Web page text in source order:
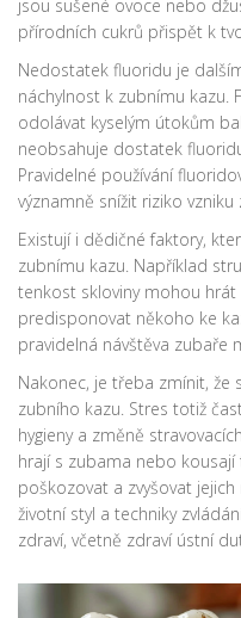
jsou sušené ovoce nebo
přírodních cukrů přispět k
Nedostatek fluoridu je
náchylnost k zubnímu kazu.
odolávat kyselým útokům
neobsahuje dostatek
Pravidelné používání
významně snížit riziko vzniku
Existují i dědičné faktory,
zubnímu kazu. Například
tenkost skloviny mohou hrát
predisponovat někoho ke
pravidelná návštěva zubaře
Nakonec, je třeba zmínit,
zubního kazu. Stres totiž
hygieny a změně
hrají s zubama nebo
poškozovat a zvyšovat
životní styl a techniky
zdraví, včetně zdraví ústní